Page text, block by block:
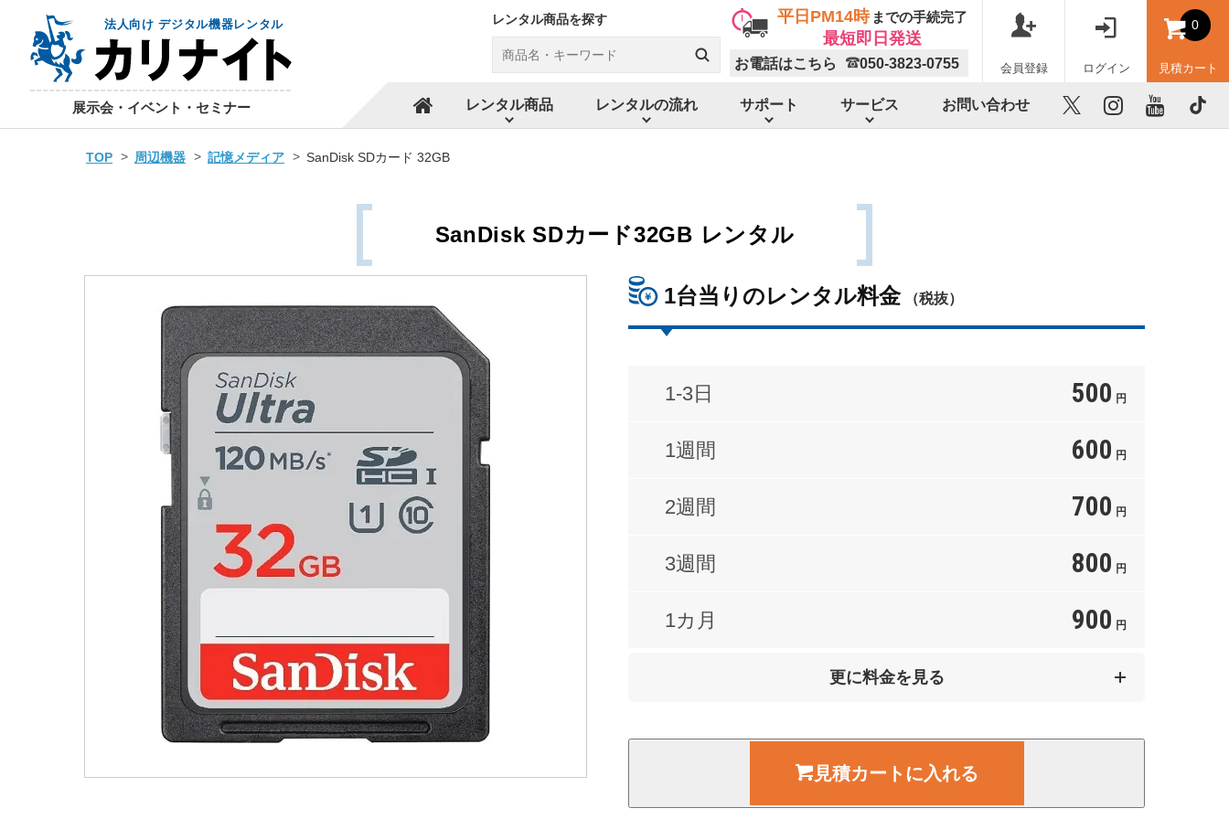
法人向け デジタル機器レンタル
展示会・イベント・セミナー
レンタル商品を探す 平日PM14時 までの手続完了
最短即日発送
お電話はこちら 050-3823-0755 会員登録 ログイン
0
見積カート
ホーム レンタル商品 レンタルの流れ サポート サービス お問い合わせ X instagram youtube TikTok
TOP 周辺機器 記憶メディア SanDisk SDカード 32GB
SanDisk SDカード32GB レンタル
1台当りのレンタル料金 （税抜）
1-3日 500 円
1週間 600 円
2週間 700 円
3週間 800 円
1カ月 900 円
円
3カ月 1,900 円
更に料金を見る
見積カートに入れる